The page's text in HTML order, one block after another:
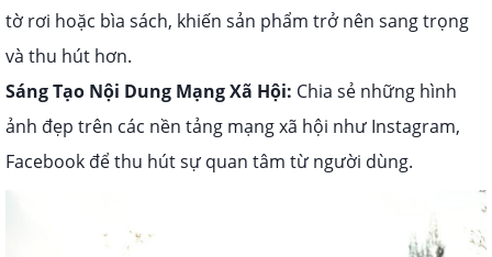
tờ rơi hoặc bìa sách, khiến sản phẩm trở nên sang trọng
và thu hút hơn.
Sáng Tạo Nội Dung Mạng Xã Hội: Chia sẻ những hình
ảnh đẹp trên các nền tảng mạng xã hội như Instagram,
Facebook để thu hút sự quan tâm từ người dùng.